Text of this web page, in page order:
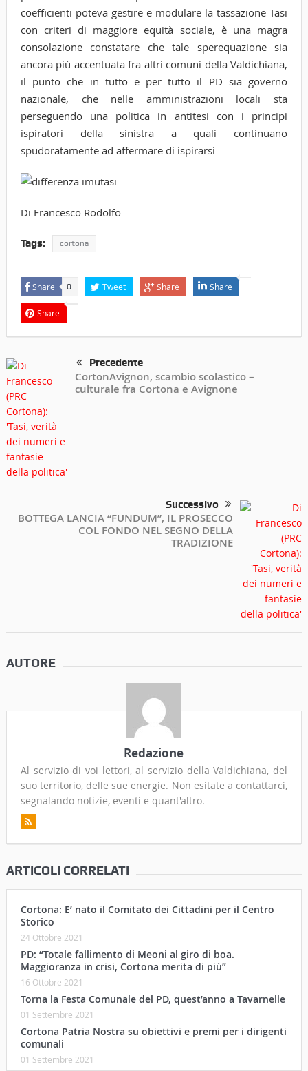
coefficienti poteva gestire e modulare la tassazione Tasi
con criteri di maggiore equità sociale, è una magra
consolazione constatare che tale sperequazione sia
ancora più accentuata fra altri comuni della Valdichiana,
il punto che in tutto e per tutto il PD sia governo
nazionale, che nelle amministrazioni locali sta
perseguendo una politica in antitesi con i principi
ispiratori della sinistra a quali continuano
spudoratamente ad affermare di ispirarsi
Di Francesco Rodolfo
Tags: cortona
Share 0 Tweet Share Share
Share
Precedente
CortonAvignon, scambio scolastico –
culturale fra Cortona e Avignone
Successivo
BOTTEGA LANCIA “FUNDUM”, IL PROSECCO
COL FONDO NEL SEGNO DELLA
TRADIZIONE
AUTORE
Redazione
Al servizio di voi lettori, al servizio della Valdichiana, del
suo territorio, delle sue energie. Non esitate a contattarci,
segnalando notizie, eventi e quant'altro.
ARTICOLI CORRELATI
Cortona: E’ nato il Comitato dei Cittadini per il Centro
Storico
24 Ottobre 2021
PD: “Totale fallimento di Meoni al giro di boa.
Maggioranza in crisi, Cortona merita di più”
16 Ottobre 2021
Torna la Festa Comunale del PD, quest’anno a Tavarnelle
01 Settembre 2021
Cortona Patria Nostra su obiettivi e premi per i dirigenti
comunali
01 Settembre 2021